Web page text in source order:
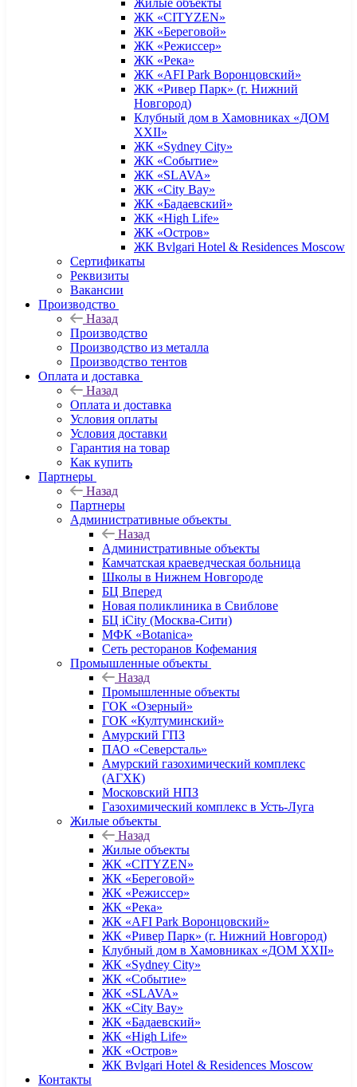
Жилые объекты
ЖК «CITYZEN»
ЖК «Береговой»
ЖК «Режиссер»
ЖК «Река»
ЖК «AFI Park Воронцовский»
ЖК «Ривер Парк» (г. Нижний
Новгород)
Клубный дом в Хамовниках «ДОМ
XXII»
ЖК «Sydney City»
ЖК «Событие»
ЖК «SLAVA»
ЖК «City Bay»
ЖК «Бадаевский»
ЖК «High Life»
ЖК «Остров»
ЖК Bvlgari Hotel & Residences Moscow
Сертификаты
Реквизиты
Вакансии
Производство
Назад
Производство
Производство из металла
Производство тентов
Оплата и доставка
Назад
Оплата и доставка
Условия оплаты
Условия доставки
Гарантия на товар
Как купить
Партнеры
Назад
Партнеры
Административные объекты
Назад
Административные объекты
Камчатская краеведческая больница
Школы в Нижнем Новгороде
БЦ Вперед
Новая поликлиника в Свиблове
БЦ iCity (Москва-Сити)
МФК «Botanica»
Сеть ресторанов Кофемания
Промышленные объекты
Назад
Промышленные объекты
ГОК «Озерный»
ГОК «Култуминский»
Амурский ГПЗ
ПАО «Северсталь»
Амурский газохимический комплекс
(АГХК)
Московский НПЗ
Газохимический комплекс в Усть-Луга
Жилые объекты
Назад
Жилые объекты
ЖК «CITYZEN»
ЖК «Береговой»
ЖК «Режиссер»
ЖК «Река»
ЖК «AFI Park Воронцовский»
ЖК «Ривер Парк» (г. Нижний Новгород)
Клубный дом в Хамовниках «ДОМ XXII»
ЖК «Sydney City»
ЖК «Событие»
ЖК «SLAVA»
ЖК «City Bay»
ЖК «Бадаевский»
ЖК «High Life»
ЖК «Остров»
ЖК Bvlgari Hotel & Residences Moscow
Контакты